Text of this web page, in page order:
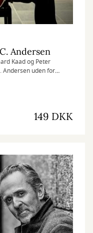
Andersen
Kaad og Peter
Andersen uden for
er med smørrebrød.
149 DKK